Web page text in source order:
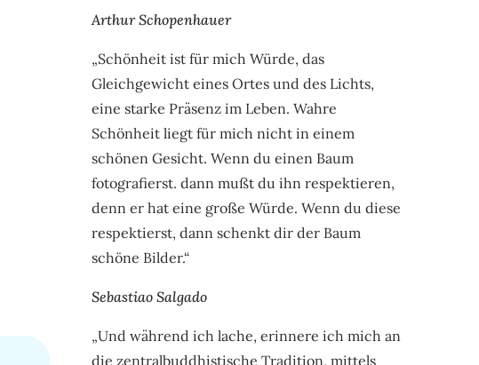
Arthur Schopenhauer
„Schönheit ist für mich Würde, das
Gleichgewicht eines Ortes und des Lichts,
eine starke Präsenz im Leben. Wahre
Schönheit liegt für mich nicht in einem
schönen Gesicht. Wenn du einen Baum
fotografierst. dann mußt du ihn respektieren,
denn er hat eine große Würde. Wenn du diese
respektierst, dann schenkt dir der Baum
schöne Bilder.“
Sebastiao Salgado
„Und während ich lache, erinnere ich mich an
die zentralbuddhistische Tradition, mittels